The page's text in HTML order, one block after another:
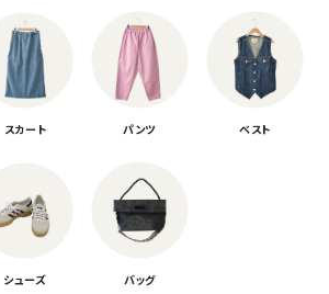
スカート パンツ ベスト
シューズ バッグ